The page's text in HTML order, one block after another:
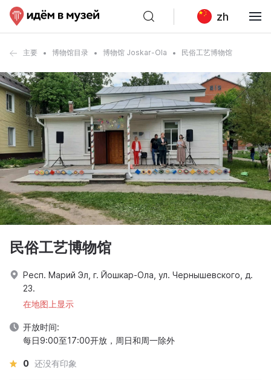
zh
主要 博物馆目录 博物馆 Joskar-Ola 民俗工艺博物馆
民俗工艺博物馆
Респ. Марий Эл, г. Йошкар-Ола, ул. Чернышевского, д.
23.
在地图上显示
开放时间:
每日9:00至17:00开放，周日和周一除外
0 还没有印象